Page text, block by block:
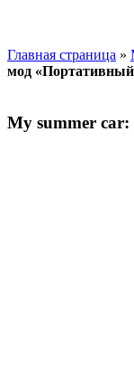
Главная страница »
мод «Портативный
My summer